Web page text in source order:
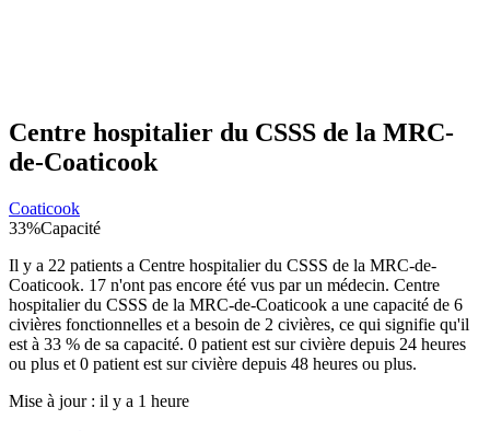
Centre hospitalier du CSSS de la MRC-
de-Coaticook
Coaticook
33%Capacité
Il y a 22 patients a Centre hospitalier du CSSS de la MRC-de-
Coaticook. 17 n'ont pas encore été vus par un médecin. Centre
hospitalier du CSSS de la MRC-de-Coaticook a une capacité de 6
civières fonctionnelles et a besoin de 2 civières, ce qui signifie qu'il
est à 33 % de sa capacité. 0 patient est sur civière depuis 24 heures
ou plus et 0 patient est sur civière depuis 48 heures ou plus.
Mise à jour : il y a 1 heure